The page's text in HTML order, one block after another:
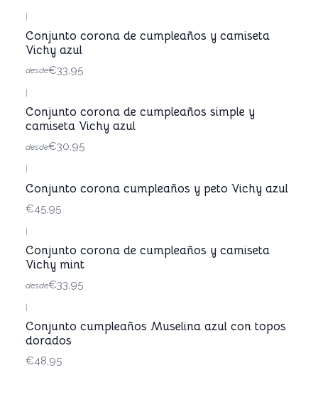
|
Conjunto corona de cumpleaños y camiseta
Vichy azul
desde€33,95
Conjunto corona de cumpleaños simple y
camiseta Vichy azul
desde€30,95
Conjunto corona cumpleaños y peto Vichy azul
€45,95
|
Conjunto corona de cumpleaños y camiseta
Vichy mint
desde€33,95
Conjunto cumpleaños Muselina azul con topos
dorados
€48,95